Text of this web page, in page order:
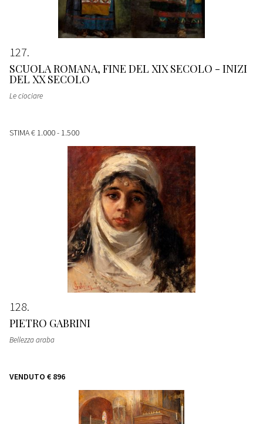
127
SCUOLA ROMANA, FINE DEL XIX SECOLO - INIZI
DEL XX SECOLO
Le ciociare
STIMA€ 1.000 - 1.500
128
PIETRO GABRINI
Bellezza araba
VENDUTO € 896